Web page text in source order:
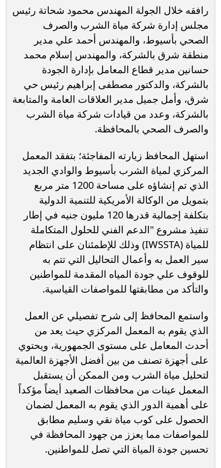
رافقه خلال الجولة المهندس محمود شحاتة رئيس
مجلس إدارة شركة مياة الشرب والصرف
الصحي بأسيوط، والمهندس أحمد علي مدير
منطقة شرق بالشركة، والمهندس إسلام محمد
حسانين مدير قطاع المعامل بإدارة الجودة
بالشركة، والدكتور مصطفى إبراهيم رئيس حي
شرق، وأمل جميل مدير العلاقات العامة والمتابعة
بالشركة، وعدد من قيادات شركة مياة الشرب
والصرف الصحي بالمحافظة.
استهل المحافظ زيارته المفاجئة؛ بتفقد المعمل
المركزي لمياة الشرب بأسيوط والوادي الجديد
الذي تم إنشاؤه على مساحة 1200 متر مربع
بتمويل من الوكالة الأمريكية للتنمية الدولية
بتكلفة إجمالية قدرها 120 مليون جنيه في إطار
تنفيذ مشروع "الدعم الفني للحلول المتكاملة
للمياة (IWSSTA) وذلك للإطمئنان على انتظام
سير العمل به وأعمال التحاليل التي تتم به
للوقوف علي جودة المياه المقدمة للمواطنين
والتأكد من مطابقتها للمواصفات القياسية.
واستمع المحافظ إلى شرح تفصيلي عن العمل
الذي يقوم به المعمل المركزي حيث يعد من
أحدث المعامل على مستوى الجمهورية، ويحتوي
على أجهزة تصنف من بين أفضل الأجهزة العالمية
لتحليل مياة الشرب ومن الممكن أن يستقبل
المعمل عينات من محافظات الصعيد أيضاً مؤكداً
على أهمية الدور الذي يقوم به المعمل لضمان
الحصول على كوب مياة نقي وسليم مطابق
للمواصفات مما يعزز من جهود المحافظة في
تحسين جودة المياة التي تصل للمواطنين.